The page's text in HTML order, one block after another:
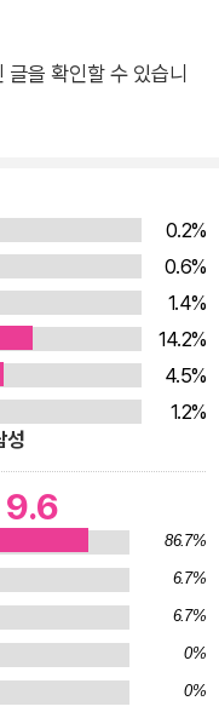
統治 통치 治安 치안
격 不當 부당 穩當 온
서류 信號 신호 衝擊
간된 이후, 지난 20년간
게 큰 사랑을 받아왔습
등장하는 신규 한자 20
을 통해 재미있게 익힐
록 저절로 암기되는 한
여 만드는 단어마법과
장하는 단어확장마법까
. 54권부터『마법천자
한자들을 ‘어휘력’이라
. 우선 국어 학습과 연계
20개를 선정하고, 유의
니다. 또한 한자 어휘들
반복 학습하며 하나의
게 자신의 것으로 만들
다양한 퀴즈로 구성한
글을 확인할 수 있습니
0.2%
0.6%
1.4%
14.2%
4.5%
1.2%
성
9.6
86.7%
6.7%
6.7%
0%
0%